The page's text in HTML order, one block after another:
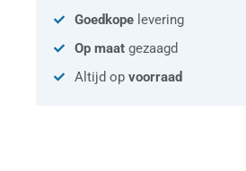
Goedkope levering
Op maat gezaagd
Altijd op voorraad